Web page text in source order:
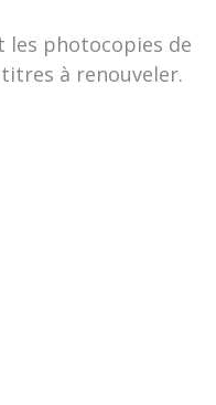
les photocopies de
à renouveler.